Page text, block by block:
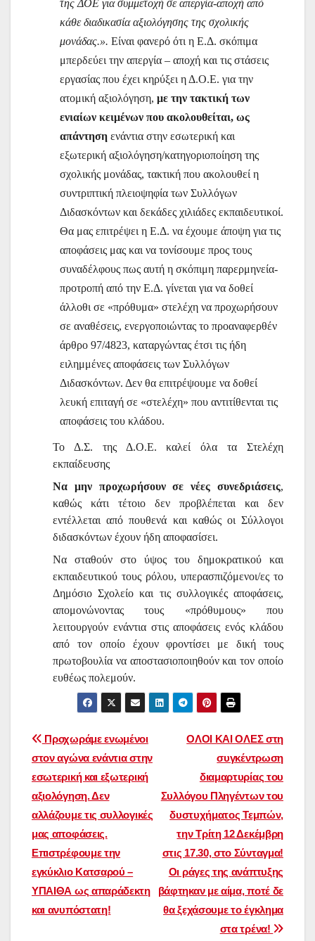
της ΔΟΕ για συμμετοχή σε απεργία-αποχή από
κάθε διαδικασία αξιολόγησης της σχολικής
μονάδας.». Είναι φανερό ότι η Ε.Δ. σκόπιμα
μπερδεύει την απεργία – αποχή και τις στάσεις
εργασίας που έχει κηρύξει η Δ.Ο.Ε. για την
ατομική αξιολόγηση, με την τακτική των
ενιαίων κειμένων που ακολουθείται, ως
απάντηση ενάντια στην εσωτερική και
εξωτερική αξιολόγηση/κατηγοριοποίηση της
σχολικής μονάδας, τακτική που ακολουθεί η
συντριπτική πλειοψηφία των Συλλόγων
Διδασκόντων και δεκάδες χιλιάδες εκπαιδευτικοί.
Θα μας επιτρέψει η Ε.Δ. να έχουμε άποψη για τις
αποφάσεις μας και να τονίσουμε προς τους
συναδέλφους πως αυτή η σκόπιμη παρερμηνεία-
προτροπή από την Ε.Δ. γίνεται για να δοθεί
άλλοθι σε «πρόθυμα» στελέχη να προχωρήσουν
σε αναθέσεις, ενεργοποιώντας το προαναφερθέν
άρθρο 97/4823, καταργώντας έτσι τις ήδη
ειλημμένες αποφάσεις των Συλλόγων
Διδασκόντων. Δεν θα επιτρέψουμε να δοθεί
λευκή επιταγή σε «στελέχη» που αντιτίθενται τις
αποφάσεις του κλάδου.
Το Δ.Σ. της Δ.Ο.Ε. καλεί όλα τα Στελέχη
εκπαίδευσης
Να μην προχωρήσουν σε νέες συνεδριάσεις,
καθώς κάτι τέτοιο δεν προβλέπεται και δεν
εντέλλεται από πουθενά και καθώς οι Σύλλογοι
διδασκόντων έχουν ήδη αποφασίσει.
Να σταθούν στο ύψος του δημοκρατικού και
εκπαιδευτικού τους ρόλου, υπερασπιζόμενοι/ες το
Δημόσιο Σχολείο και τις συλλογικές αποφάσεις,
απομονώνοντας τους «πρόθυμους» που
λειτουργούν ενάντια στις αποφάσεις ενός κλάδου
από τον οποίο έχουν φροντίσει με δική τους
πρωτοβουλία να αποστασιοποιηθούν και τον οποίο
ευθέως πολεμούν.
Πλοήγηση
άρθρων
ΟΛΟΙ ΚΑΙ ΟΛΕΣ στη
συγκέντρωση
διαμαρτυρίας του
Συλλόγου Πληγέντων του
δυστυχήματος Τεμπών,
την Τρίτη 12 Δεκέμβρη
στις 17.30, στο Σύνταγμα!
Οι ράγες της ανάπτυξης
βάφτηκαν με αίμα, ποτέ δε
θα ξεχάσουμε το έγκλημα
στα τρένα!
Προχωράμε ενωμένοι
στον αγώνα ενάντια στην
εσωτερική και εξωτερική
αξιολόγηση. Δεν
αλλάζουμε τις συλλογικές
μας αποφάσεις.
Επιστρέφουμε την
εγκύκλιο Κατσαρού –
ΥΠΑΙΘΑ ως απαράδεκτη
και ανυπόστατη!